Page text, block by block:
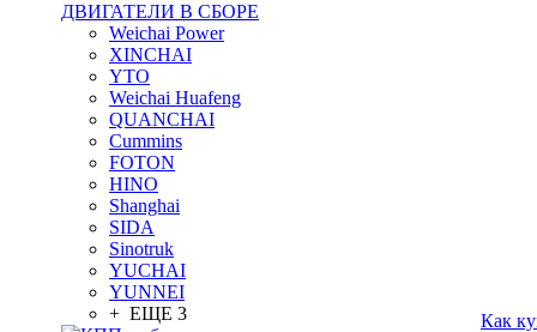
ДВИГАТЕЛИ В СБОРЕ
Weichai Power
XINCHAI
YTO
Weichai Huafeng
QUANCHAI
Cummins
FOTON
HINO
Shanghai
SIDA
Sinotruk
YUCHAI
YUNNEI
+ ЕЩЕ 3
Как